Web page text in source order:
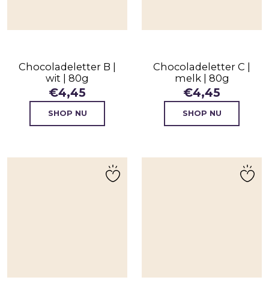
Chocoladeletter B |
wit | 80g
€4,45
SHOP NU
Chocoladeletter C |
melk | 80g
€4,45
SHOP NU